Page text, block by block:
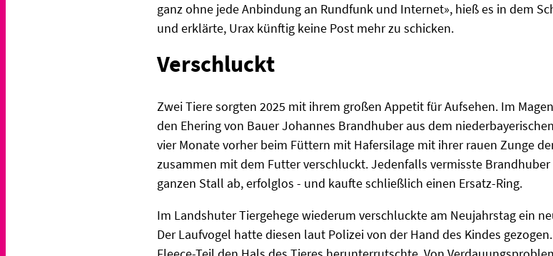
ganz ohne jede Anbindung an Rundfunk und Internet», hieß es in dem
und erklärte, Urax künftig keine Post mehr zu schicken.
Verschluckt
Zwei Tiere sorgten 2025 mit ihrem großen Appetit für Aufsehen. Im
den Ehering von Bauer Johannes Brandhuber aus dem
vier Monate vorher beim Füttern mit Hafersilage mit ihrer rauen Zunge
zusammen mit dem Futter verschluckt. Jedenfalls vermisste
ganzen Stall ab, erfolglos - und kaufte schließlich einen Ersatz-Ring.
Im Landshuter Tiergehege wiederum verschluckte am Neujahrstag ein
Der Laufvogel hatte diesen laut Polizei von der Hand des Kindes